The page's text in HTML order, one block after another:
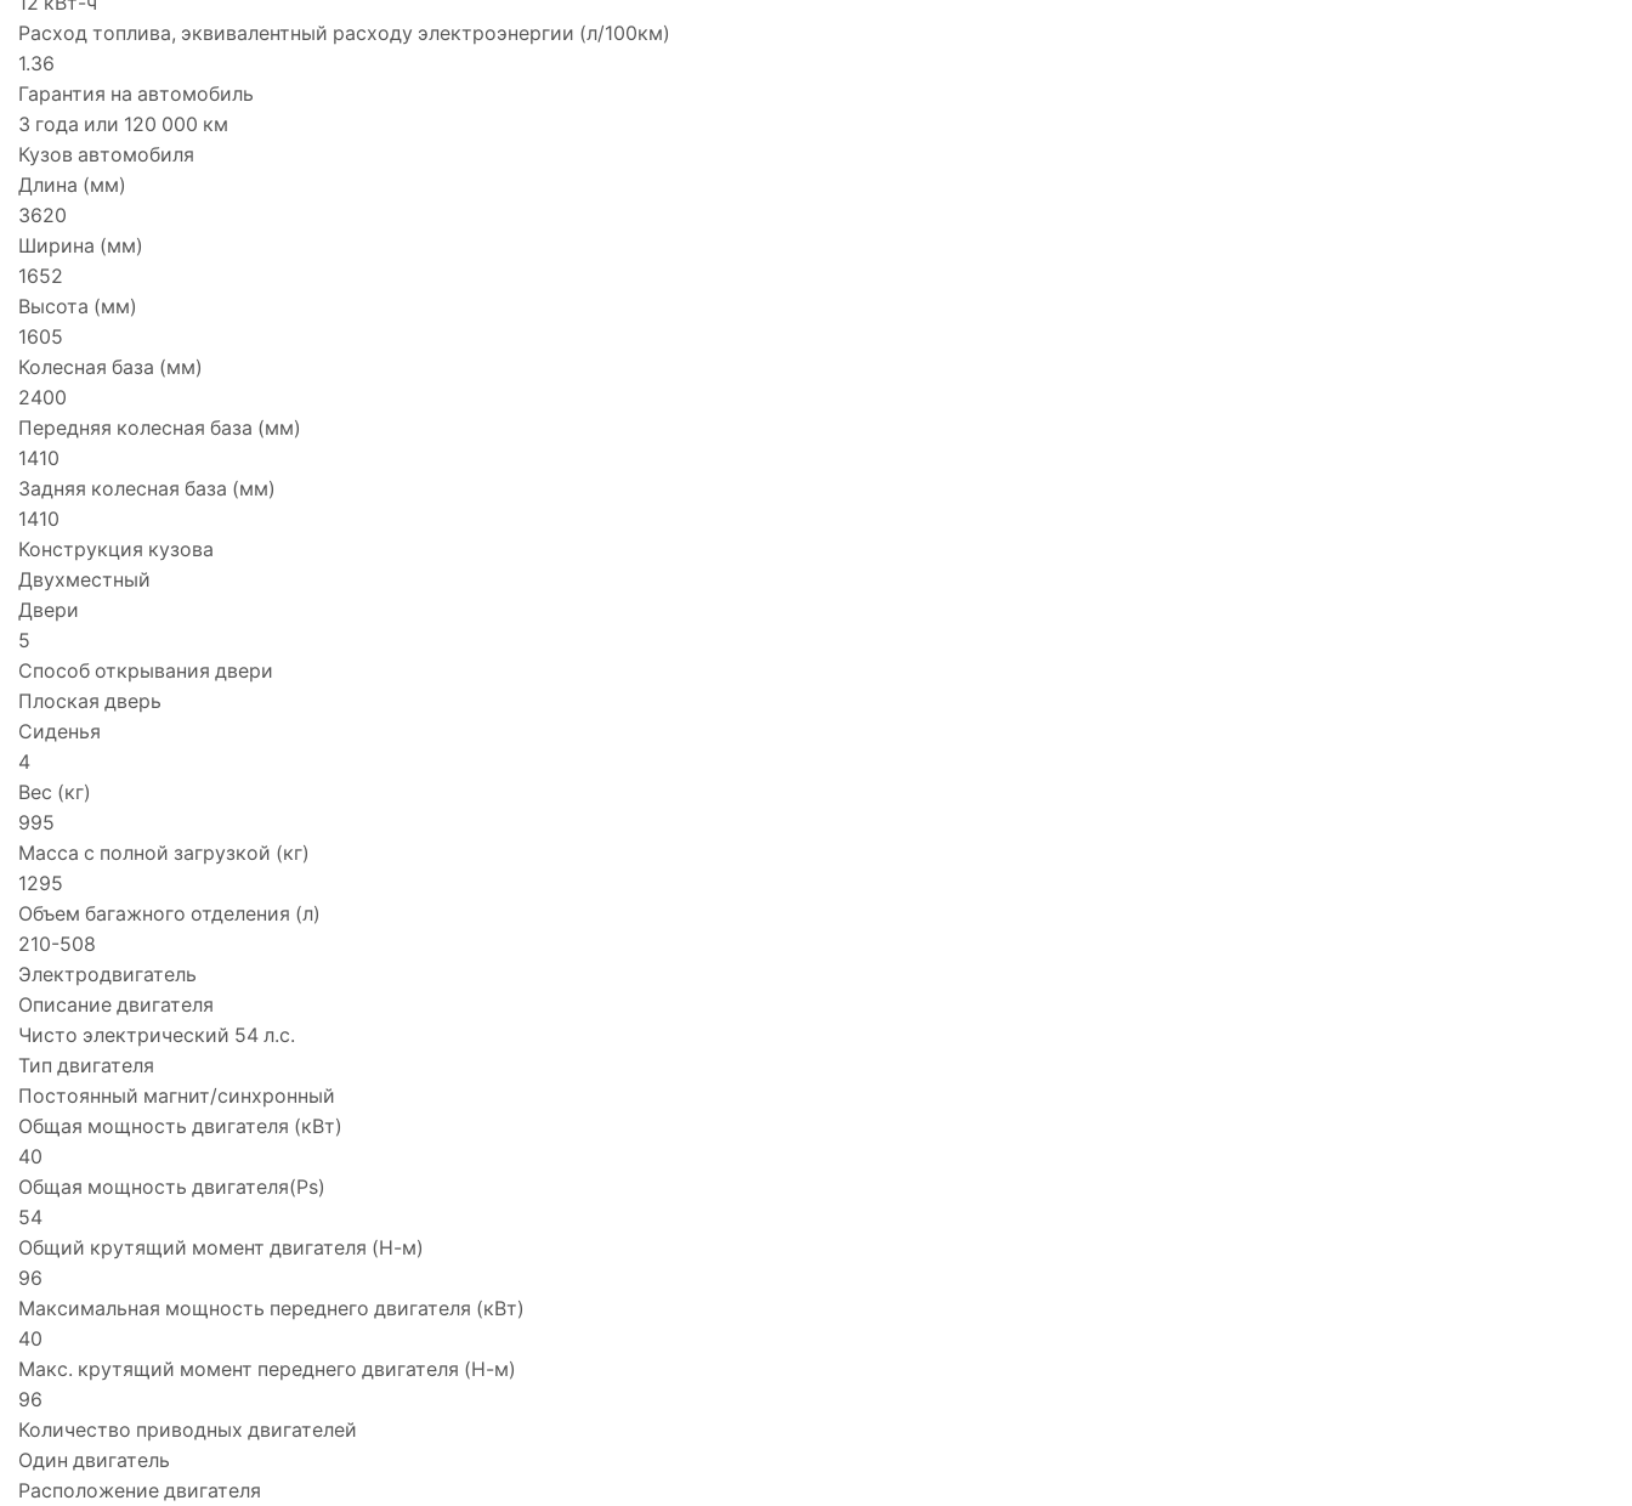
Расход топлива, эквивалентный расходу электроэнергии (л/100км)
1.36
Гарантия на автомобиль
3 года или 120 000 км
Кузов автомобиля
Длина (мм)
3620
Ширина (мм)
1652
Высота (мм)
1605
Колесная база (мм)
2400
Передняя колесная база (мм)
1410
Задняя колесная база (мм)
1410
Конструкция кузова
Двухместный
Двери
5
Способ открывания двери
Плоская дверь
Сиденья
4
Вес (кг)
995
Масса с полной загрузкой (кг)
1295
Объем багажного отделения (л)
210-508
Электродвигатель
Описание двигателя
Чисто электрический 54 л.с.
Тип двигателя
Постоянный магнит/синхронный
Общая мощность двигателя (кВт)
40
Общая мощность двигателя(Ps)
54
Общий крутящий момент двигателя (Н-м)
96
Максимальная мощность переднего двигателя (кВт)
40
Макс. крутящий момент переднего двигателя (Н-м)
96
Количество приводных двигателей
Один двигатель
Расположение двигателя